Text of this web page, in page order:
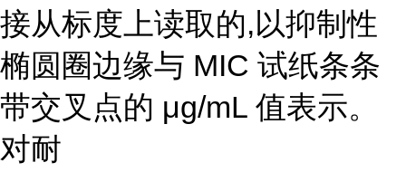
接从标度上读取的,以抑制性
椭圆圈边缘与 MIC 试纸条条
带交叉点的 μg/mL 值表示。
对耐